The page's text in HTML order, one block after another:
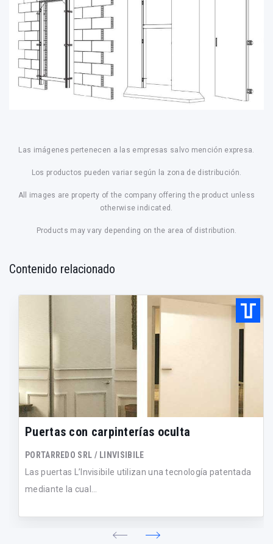
Las imágenes pertenecen a las empresas salvo mención expresa.
Los productos pueden variar según la zona de distribución.
All images are property of the company offering the product unless
otherwise indicated.
Products may vary depending on the area of distribution.
Contenido relacionado
Puertas con carpinterías oculta
PORTARREDO SRL / LINVISIBILE
Las puertas L’Invisibile utilizan una tecnología patentada
mediante la cual...